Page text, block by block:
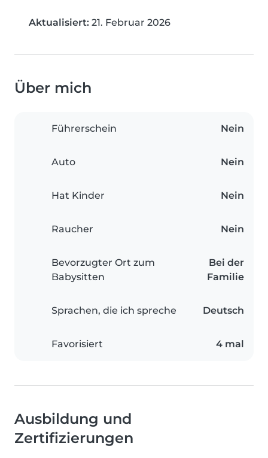
Aktualisiert: 21. Februar 2026
Über mich
Führerschein Nein
Auto Nein
Hat Kinder Nein
Raucher Nein
Bevorzugter Ort zum
Babysitten
Bei der
Familie
Sprachen, die ich spreche Deutsch
Favorisiert 4 mal
Ausbildung und
Zertifizierungen